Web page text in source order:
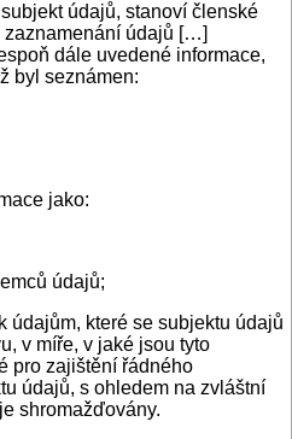
údajů, stanoví členské
údajů […]
dále uvedené informace,
byl seznámen:
jako:
údajů;
údajům, které se subjektu údajů
v míře, v jaké jsou tyto
pro zajištění řádného
údajů, s ohledem na zvláštní
shromažďovány.